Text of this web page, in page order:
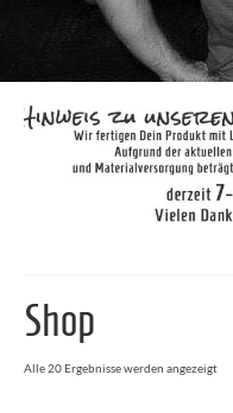
Shop
Alle 20 Ergebnisse werden angezeigt